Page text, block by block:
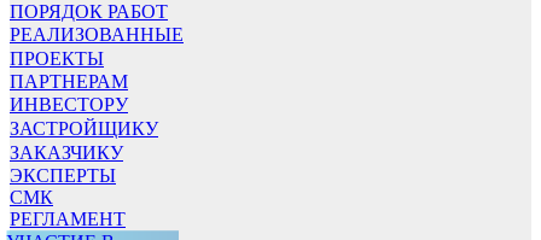
ПОРЯДОК РАБОТ
РЕАЛИЗОВАННЫЕ
ПРОЕКТЫ
ПАРТНЕРАМ
ИНВЕСТОРУ
ЗАСТРОЙЩИКУ
ЗАКАЗЧИКУ
ЭКСПЕРТЫ
СМК
РЕГЛАМЕНТ